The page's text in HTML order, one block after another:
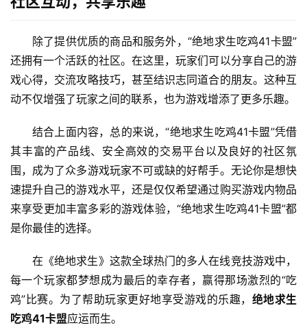
除了提供优质的商品和服务外，“绝地求生吃鸡41卡盟”
还拥有一个活跃的社区。在这里，玩家们可以分享自己的游
戏心得，交流攻略技巧，甚至结识志同道合的朋友。这种互
动不仅增强了玩家之间的联系，也为游戏增添了更多乐趣。
结合上面内容，总的来说，“绝地求生吃鸡41卡盟”凭借
其丰富的产品线、安全高效的交易平台以及良好的社区氛
围，成为了众多游戏玩家不可或缺的好帮手。无论你是想快
速提升自己的游戏水平，还是仅仅希望通过购买游戏内物品
来享受更加丰富多彩的游戏体验，“绝地求生吃鸡41卡盟”都
是你最佳的选择。
在《绝地求生》这款全球热门的多人在线竞技游戏中，
每一个玩家都梦想成为最后的幸存者，赢得那场激烈的“吃
鸡”比赛。为了帮助玩家更好地享受游戏的乐趣， 绝地求生
吃鸡41卡盟应运而生。